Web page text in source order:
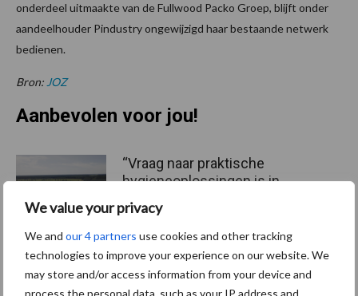
We value your privacy
We and our 4 partners use cookies and other tracking
technologies to improve your experience on our website. We
may store and/or access information from your device and
process the personal data, such as your IP address and
onderdeel uitmaakte van de Fullwood Packo Groep, blijft onder
aandeelhouder Pindustry ongewijzigd haar bestaande netwerk
bedienen.
Bron: JOZ
Aanbevolen voor jou!
“Vraag naar praktische
hygieneoplossingen is in
Polen groter dan ooit”
Drie Franse bedrijven over
de grens van 14.000